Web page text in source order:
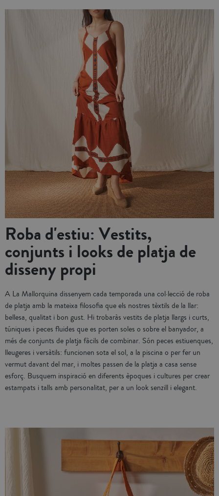
Roba d'estiu: Vestits,
conjunts i looks de platja de
disseny propi
A La Mallorquina dissenyem cada temporada una col·lecció de roba
de platja amb la mateixa filosofia que els nostres tèxtils de la llar:
bellesa, qualitat i bon gust. Hi trobaràs vestits de platja llargs i curts,
túniques i peces fluides que es porten soles o sobre el banyador, a
més de conjunts de platja fàcils de combinar. Són peces estiuenques,
lleugeres i versàtils: funcionen sota el sol, a la piscina o per fer un
vermut davant del mar, i moltes passen de la platja a casa sense
esforç. Busquem inspiració en diferents èpoques i cultures per crear
estampats i talls amb personalitat, per a un look senzill i elegant.